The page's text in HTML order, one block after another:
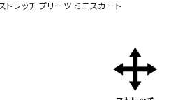
レッチ プリーツ ミニスカート